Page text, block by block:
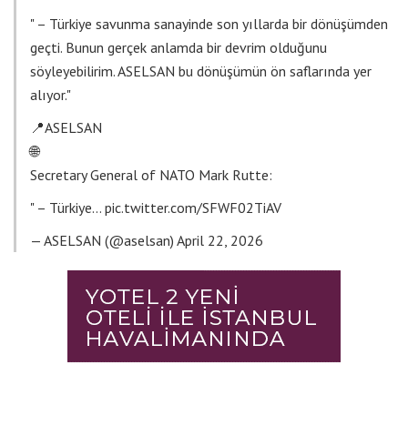
" – Türkiye savunma sanayinde son yıllarda bir dönüşümden
geçti. Bunun gerçek anlamda bir devrim olduğunu
söyleyebilirim. ASELSAN bu dönüşümün ön saflarında yer
alıyor."
📍ASELSAN
🌐
Secretary General of NATO Mark Rutte:
" – Türkiye… pic.twitter.com/SFWF02TiAV
— ASELSAN (@aselsan) April 22, 2026